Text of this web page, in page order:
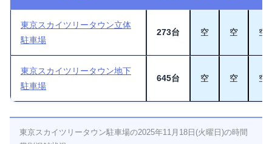
東京スカイツリータウン立体
駐車場
273台 空 空 空
東京スカイツリータウン地下
駐車場
645台 空 空 空
東京スカイツリータウン駐車場の2025年11月18日(火曜日)の時間